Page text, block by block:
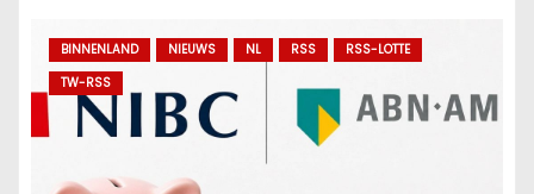
BINNENLAND NIEUWS NL RSS
RSS-LOTTE
TW-RSS